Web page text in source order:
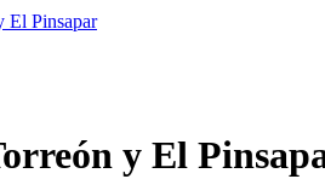
El Pinsapar
y El